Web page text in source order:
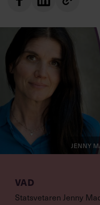
VAD
Statsvetaren Jenny
Jenny